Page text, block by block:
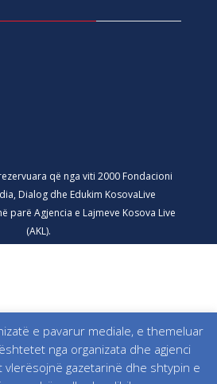
që nga viti 2000 Fondacioni
Dialog dhe Edukim KosovaLive
parë Agjencia e Lajmeve Kosova Live
(AKL).
e pavarur mediale, e themeluar
nga organizata dhe agjenci
gazetarinë dhe shtypin e